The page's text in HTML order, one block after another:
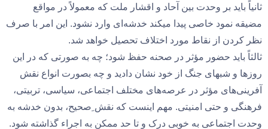
ثانیاً باید بر وحدت بین آحاد و اقشار ملت که معمولاً در مواقع
مضیقه نمود خاصی پیدا میکند خدشه‌ای وارد نشود. این امر با صرف
نظر کردن از نقاط مورد اختلاف تحصیل خواهد شد.
ثالثاً باید حضور مؤثر در صحنه حفظ شود؛ چه به صورتی که در این
روزها و شبهای جنگ از خود نشان دادید و چه بصورت انواع نقش
آفرینی‌های مؤثر در عرصه‌های مختلف اجتماعی، سیاسی، تربیتی،
فرهنگی و حتی امنیتی. مهم اینست که نقش ِصحیح، بدون خدشه به
وحدت اجتماعی به خوبی درک و تا حد ممکن به اجراء گذاشته شود.